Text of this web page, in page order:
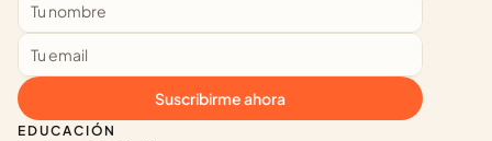
EDUCACIÓN
Suscribirme ahora